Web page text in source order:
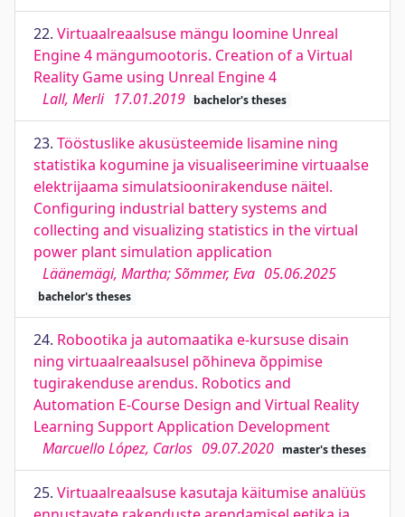
22. Virtuaalreaalsuse mängu loomine Unreal
Engine 4 mängumootoris. Creation of a Virtual
Reality Game using Unreal Engine 4
Lall, Merli 17.01.2019 bachelor's theses
23. Tööstuslike akusüsteemide lisamine ning
statistika kogumine ja visualiseerimine virtuaalse
elektrijaama simulatsioonirakenduse näitel.
Configuring industrial battery systems and
collecting and visualizing statistics in the virtual
power plant simulation application
Läänemägi, Martha; Sõmmer, Eva 05.06.2025
bachelor's theses
24. Robootika ja automaatika e-kursuse disain
ning virtuaalreaalsusel põhineva õppimise
tugirakenduse arendus. Robotics and
Automation E-Course Design and Virtual Reality
Learning Support Application Development
Marcuello López, Carlos 09.07.2020 master's theses
25. Virtuaalreaalsuse kasutaja käitumise analüüs